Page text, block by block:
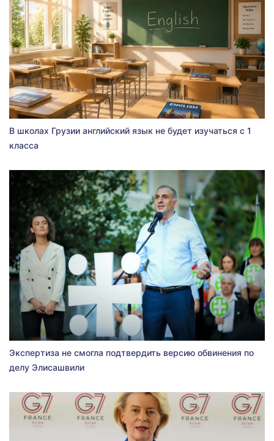
В школах Грузии английский язык не будет изучаться с 1
класса
Экспертиза не смогла подтвердить версию обвинения по
делу Элисашвили